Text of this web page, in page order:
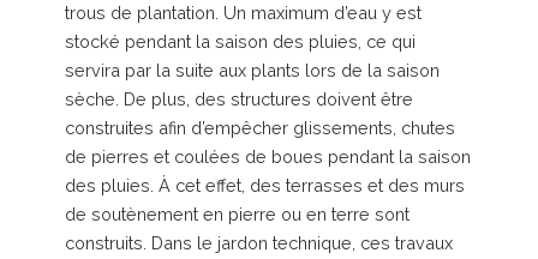
trous de plantation. Un maximum d’eau y est
stocké pendant la saison des pluies, ce qui
servira par la suite aux plants lors de la saison
sèche. De plus, des structures doivent être
construites afin d’empêcher glissements, chutes
de pierres et coulées de boues pendant la saison
des pluies. À cet effet, des terrasses et des murs
de soutènement en pierre ou en terre sont
construits. Dans le jardon technique, ces travaux